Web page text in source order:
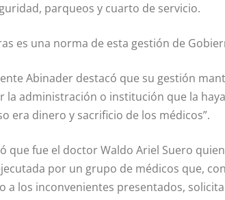
parqueos y cuarto de servicio.
es una norma de esta gestión de
Abinader destacó que su gestión
la administración o institución que la
era dinero y sacrificio de los médicos”.
que fue el doctor Waldo Ariel Suero
por un grupo de médicos que,
a los inconvenientes presentados,